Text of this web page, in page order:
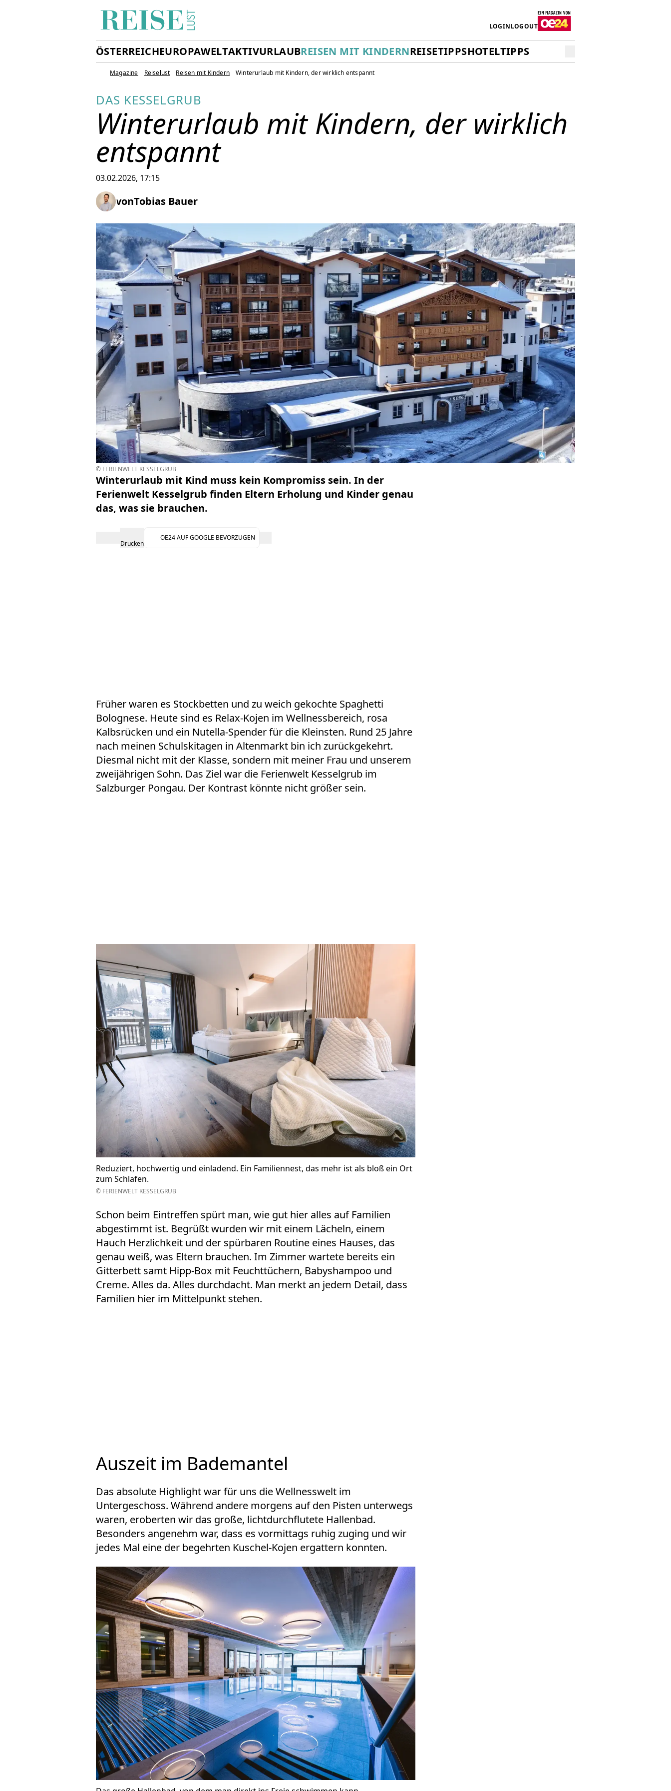
LOGINLOGOUT
ÖSTERREICHEUROPAWELTAKTIVURLAUBREISEN MIT KINDERNREISETIPPSHOTELTIPPS
Magazine Reiselust Reisen mit Kindern Winterurlaub mit Kindern, der wirklich entspannt
DAS KESSELGRUB
Winterurlaub mit Kindern, der wirklich
entspannt
03.02.2026, 17:15
vonTobias Bauer
© FERIENWELT KESSELGRUB
Winterurlaub mit Kind muss kein Kompromiss sein. In der
Ferienwelt Kesselgrub finden Eltern Erholung und Kinder genau
das, was sie brauchen.
Drucken
OE24 AUF GOOGLE BEVORZUGEN
Früher waren es Stockbetten und zu weich gekochte Spaghetti
Bolognese. Heute sind es Relax-Kojen im Wellnessbereich, rosa
Kalbsrücken und ein Nutella-Spender für die Kleinsten. Rund 25 Jahre
nach meinen Schulskitagen in Altenmarkt bin ich zurückgekehrt.
Diesmal nicht mit der Klasse, sondern mit meiner Frau und unserem
zweijährigen Sohn. Das Ziel war die Ferienwelt Kesselgrub im
Salzburger Pongau. Der Kontrast könnte nicht größer sein.
Reduziert, hochwertig und einladend. Ein Familiennest, das mehr ist als bloß ein Ort
zum Schlafen.
© FERIENWELT KESSELGRUB
Schon beim Eintreffen spürt man, wie gut hier alles auf Familien
abgestimmt ist. Begrüßt wurden wir mit einem Lächeln, einem
Hauch Herzlichkeit und der spürbaren Routine eines Hauses, das
genau weiß, was Eltern brauchen. Im Zimmer wartete bereits ein
Gitterbett samt Hipp-Box mit Feuchttüchern, Babyshampoo und
Creme. Alles da. Alles durchdacht. Man merkt an jedem Detail, dass
Familien hier im Mittelpunkt stehen.
Auszeit im Bademantel
Das absolute Highlight war für uns die Wellnesswelt im
Untergeschoss. Während andere morgens auf den Pisten unterwegs
waren, eroberten wir das große, lichtdurchflutete Hallenbad.
Besonders angenehm war, dass es vormittags ruhig zuging und wir
jedes Mal eine der begehrten Kuschel-Kojen ergattern konnten.